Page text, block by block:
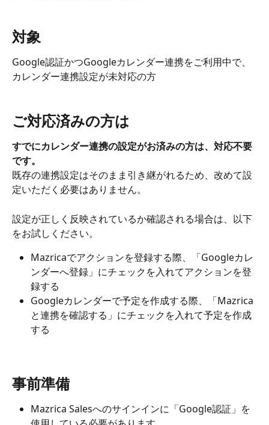
対象
Google認証かつGoogleカレンダー連携をご利用中で、
カレンダー連携設定が未対応の方
ご対応済みの方は
すでにカレンダー連携の設定がお済みの方は、対応不要
です。
既存の連携設定はそのまま引き継がれるため、改めて設
定いただく必要はありません。
設定が正しく反映されているか確認される場合は、以下
をお試しください。
Mazricaでアクションを登録する際、「Googleカレ
ンダーへ登録」にチェックを入れてアクションを登
録する
Googleカレンダーで予定を作成する際、「Mazrica
と連携を確認する」にチェックを入れて予定を作成
する
事前準備
Mazrica Salesへのサインインに「Google認証」を